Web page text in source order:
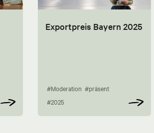
Exportpreis Bayern 2025
#Moderation #präsent
#2025